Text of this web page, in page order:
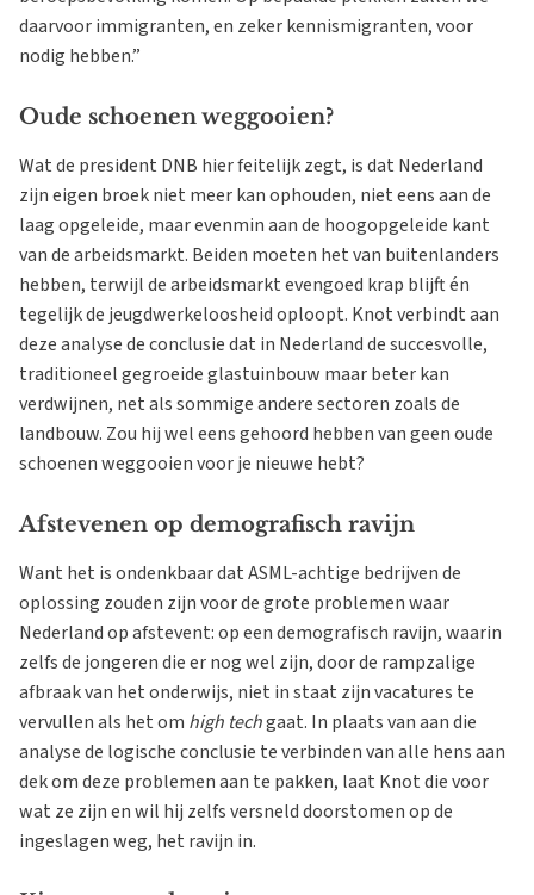
daarvoor immigranten, en zeker kennismigranten, voor
nodig hebben.”
Oude schoenen weggooien?
Wat de president DNB hier feitelijk zegt, is dat Nederland
zijn eigen broek niet meer kan ophouden, niet eens aan de
laag opgeleide, maar evenmin aan de hoogopgeleide kant
van de arbeidsmarkt. Beiden moeten het van buitenlanders
hebben, terwijl de arbeidsmarkt evengoed krap blijft én
tegelijk de jeugdwerkeloosheid oploopt. Knot verbindt aan
deze analyse de conclusie dat in Nederland de succesvolle,
traditioneel gegroeide glastuinbouw maar beter kan
verdwijnen, net als sommige andere sectoren zoals de
landbouw. Zou hij wel eens gehoord hebben van geen oude
schoenen weggooien voor je nieuwe hebt?
Afstevenen op demografisch ravijn
Want het is ondenkbaar dat ASML-achtige bedrijven de
oplossing zouden zijn voor de grote problemen waar
Nederland op afstevent: op een demografisch ravijn, waarin
zelfs de jongeren die er nog wel zijn, door de rampzalige
afbraak van het onderwijs, niet in staat zijn vacatures te
vervullen als het om high techgaat. In plaats van aan die
analyse de logische conclusie te verbinden van alle hens aan
dek om deze problemen aan te pakken, laat Knot die voor
wat ze zijn en wil hij zelfs versneld doorstomen op de
ingeslagen weg, het ravijn in.